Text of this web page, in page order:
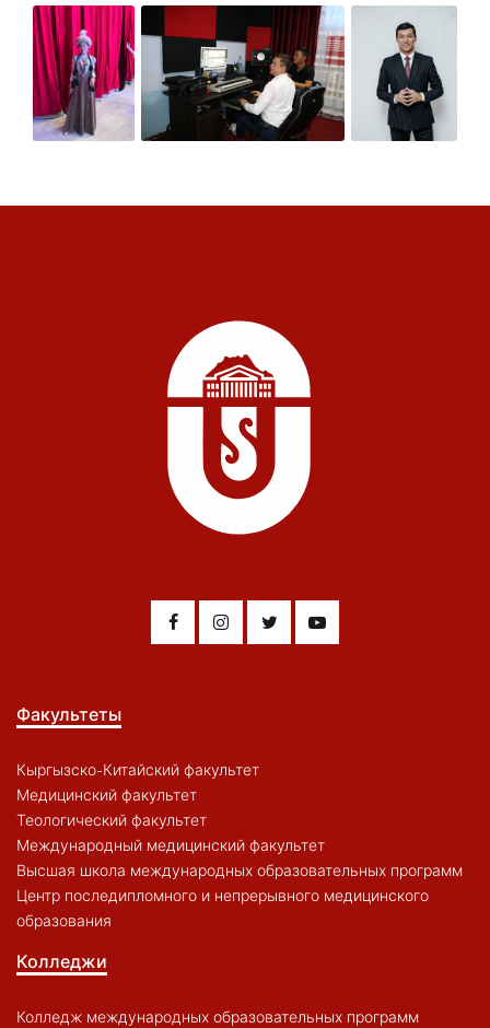
Факультеты
Кыргызско-Китайский факультет
Медицинский факультет
Теологический факультет
Международный медицинский факультет
Высшая школа международных образовательных программ
Центр последипломного и непрерывного медицинского
образования
Колледжи
Колледж международных образовательных программ